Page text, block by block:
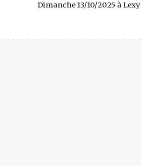
Dimanche 13/10/2025 à Lexy